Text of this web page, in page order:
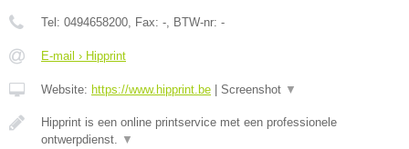
Tel: 0494658200 , Fax: - , BTW-nr: -
E-mail › Hipprint
Website: https://www.hipprint.be | Screenshot ▼
Hipprint is een online printservice met een professionele
ontwerpdienst.
▼